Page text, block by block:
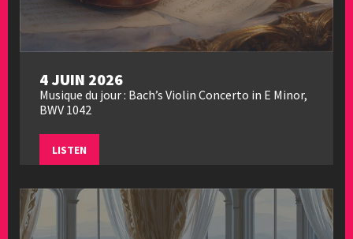
4 JUIN 2026
Musique du jour : Bach’s Violin Concerto in E Minor,
BWV 1042
LISTEN